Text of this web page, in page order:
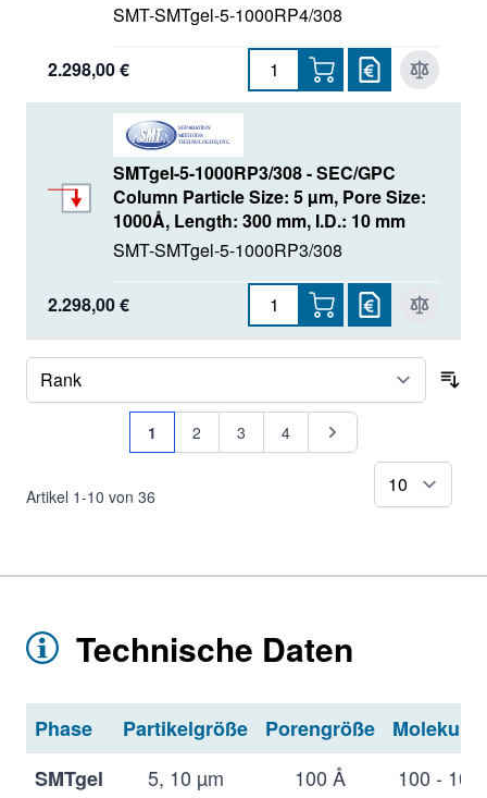
SMT-SMTgel-5-1000RP4/308
2.298,00 €
SMTgel-5-1000RP3/308 - SEC/GPC
Column Particle Size: 5 µm, Pore Size:
1000Å, Length: 300 mm, I.D.: 10 mm
SMT-SMTgel-5-1000RP3/308
2.298,00 €
Artikel 1-10 von 36
Seite
Sie lesen gerade Seite
1 Seite
2 Seite
3 Seite
4 Seite
Technische Daten
Phase Partikelgröße Porengröße
SMTgel
5, 10 µm 100 Å 100 -